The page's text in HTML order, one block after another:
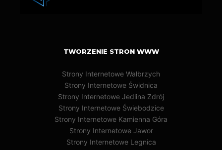
TWORZENIE STRON WWW
Strony Internetowe Wałbrzych
Strony Internetowe Świdnica
Strony Internetowe Jedlina Zdrój
Strony Internetowe Świebodzice
Strony Internetowe Kamienna Góra
Strony Internetowe Jawor
Strony Internetowe Legnica